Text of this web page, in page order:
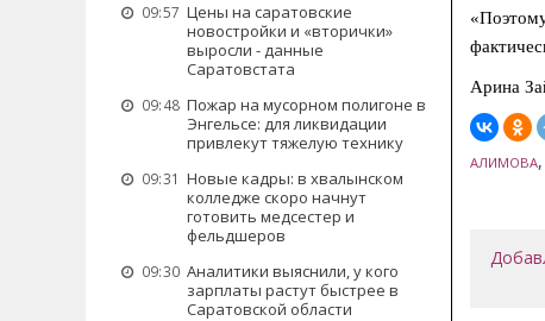
09:57 Цены на саратовские
новостройки и «вторички»
выросли - данные
Саратовстата
09:48 Пожар на мусорном полигоне в
Энгельсе: для ликвидации
привлекут тяжелую технику
09:31 Новые кадры: в хвалынском
колледже скоро начнут
готовить медсестер и
фельдшеров
09:30 Аналитики выяснили, у кого
зарплаты растут быстрее в
Саратовской области
Арина
АЛИМОВА,